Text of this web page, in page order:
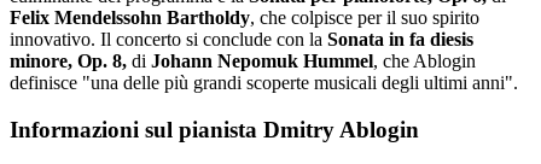
Felix Mendelssohn Bartholdy, che colpisce per il suo spirito
innovativo. Il concerto si conclude con la Sonata in fa diesis
minore, Op. 8, di Johann Nepomuk Hummel, che Ablogin
definisce "una delle più grandi scoperte musicali degli ultimi anni".
Informazioni sul pianista Dmitry Ablogin